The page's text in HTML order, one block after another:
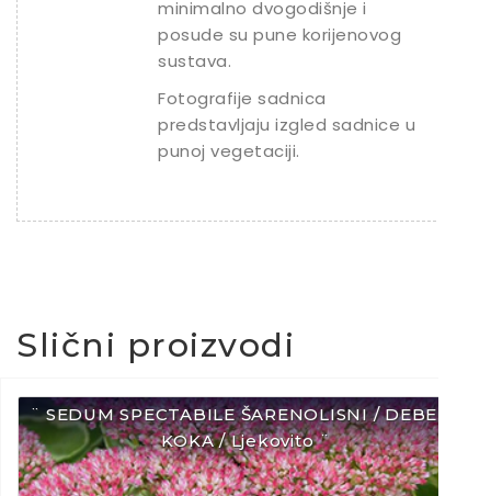
minimalno dvogodišnje i
posude su pune korijenovog
sustava.
Fotografije sadnica
predstavljaju izgled sadnice u
punoj vegetaciji.
Slični proizvodi
¨ SEDUM SPECTABILE ŠARENOLISNI / DEBELA
KOKA / Ljekovito ¨